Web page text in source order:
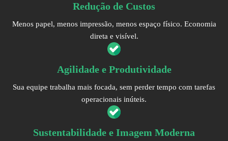
Redução de Custos
Menos papel, menos impressão, menos espaço físico. Economia
direta e visível.
Agilidade e Produtividade
Sua equipe trabalha mais focada, sem perder tempo com tarefas
operacionais inúteis.
Sustentabilidade e Imagem Moderna